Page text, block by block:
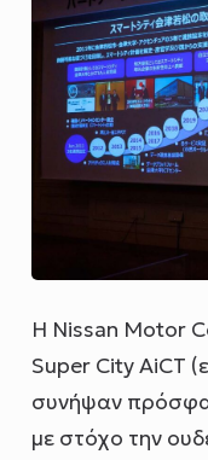
Η Nissan Motor
Super City AiCT
συνήψαν
με στόχο την